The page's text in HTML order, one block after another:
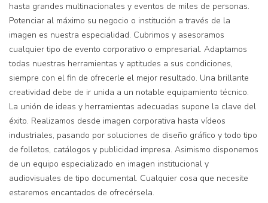
hasta grandes multinacionales y eventos de miles de personas.
Potenciar al máximo su negocio o institución a través de la
imagen es nuestra especialidad. Cubrimos y asesoramos
cualquier tipo de evento corporativo o empresarial. Adaptamos
todas nuestras herramientas y aptitudes a sus condiciones,
siempre con el fin de ofrecerle el mejor resultado. Una brillante
creatividad debe de ir unida a un notable equipamiento técnico.
La unión de ideas y herramientas adecuadas supone la clave del
éxito. Realizamos desde imagen corporativa hasta vídeos
industriales, pasando por soluciones de diseño gráfico y todo tipo
de folletos, catálogos y publicidad impresa. Asimismo disponemos
de un equipo especializado en imagen institucional y
audiovisuales de tipo documental. Cualquier cosa que necesite
estaremos encantados de ofrecérsela.